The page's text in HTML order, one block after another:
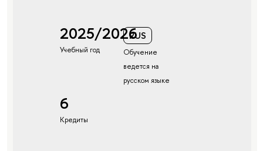
2025/2026
Учебный год
RUS
Обучение
ведется на
русском языке
6
Кредиты